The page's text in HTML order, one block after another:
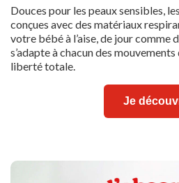
Douces pour les peaux sensibles,
conçues avec des matériaux
votre bébé à l’aise, de jour comme
s’adapte à chacun des
liberté totale.
Je